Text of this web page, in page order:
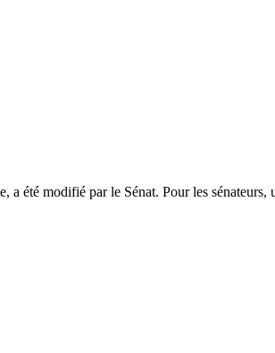
été modifié par le Sénat. Pour les sénateurs,